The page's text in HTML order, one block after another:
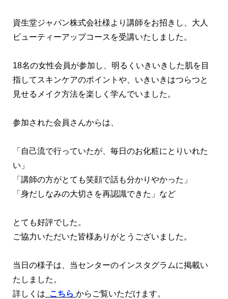
資生堂ジャパン株式会社様より講師をお招きし、大人
ビューティーアップコースを受講いたしました。
18名の女性会員が参加し、明るくいきいきした肌を目
指してスキンケアのポイントや、いきいきはつらつと
見せるメイク方法を楽しく学んでいました。
参加された会員さんからは、
「自己流で行っていたが、毎日のお化粧にとりいれた
い」
「講師の方がとても笑顔で話も分かりやかった」
「身だしなみの大切さを再認識できた」など
とても好評でした。
ご協力いただいた皆様ありがとうございました。
当日の様子は、当センターのインスタグラムに掲載い
たしました。
詳しくは こちら からご覧いただけます。